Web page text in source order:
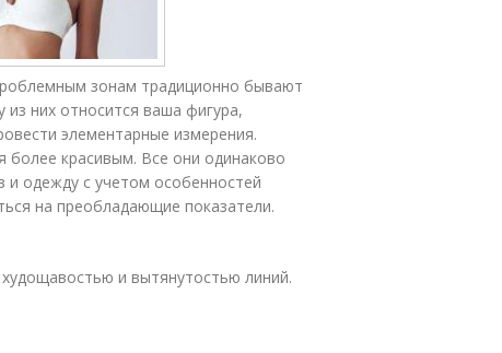
зонам традиционно бывают
них относится ваша фигура,
элементарные измерения.
более красивым. Все они одинаково
и одежду с учетом особенностей
на преобладающие показатели.
и вытянутостью линий.